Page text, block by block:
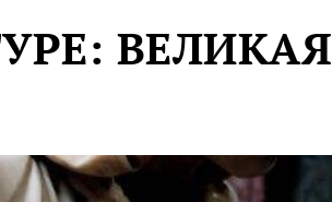
ВЕЛИКАЯ